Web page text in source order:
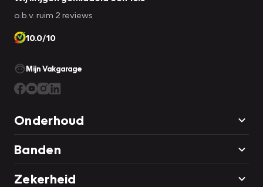
o.b.v. ruim 2 reviews
10.0/10
Mijn Vakgarage
Onderhoud
Banden
Zekerheid